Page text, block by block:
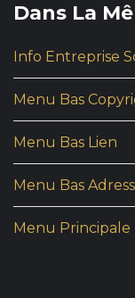
Dans La
Info Entreprise
Menu Bas
Menu Bas Lien
Menu Bas
Menu Principale